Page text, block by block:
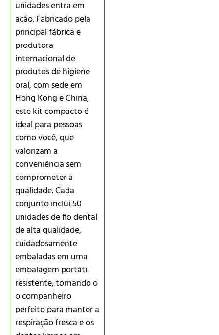
unidades entra em
ação. Fabricado pela
principal fábrica e
produtora
internacional de
produtos de higiene
oral, com sede em
Hong Kong e China,
este kit compacto é
ideal para pessoas
como você, que
valorizam a
conveniência sem
comprometer a
qualidade. Cada
conjunto inclui 50
unidades de fio dental
de alta qualidade,
cuidadosamente
embaladas em uma
embalagem portátil
resistente, tornando o
o companheiro
perfeito para manter a
respiração fresca e os